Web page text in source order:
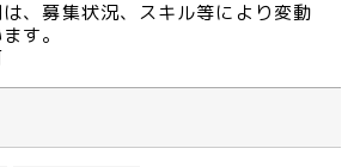
は、募集状況、スキル等により変動
す。